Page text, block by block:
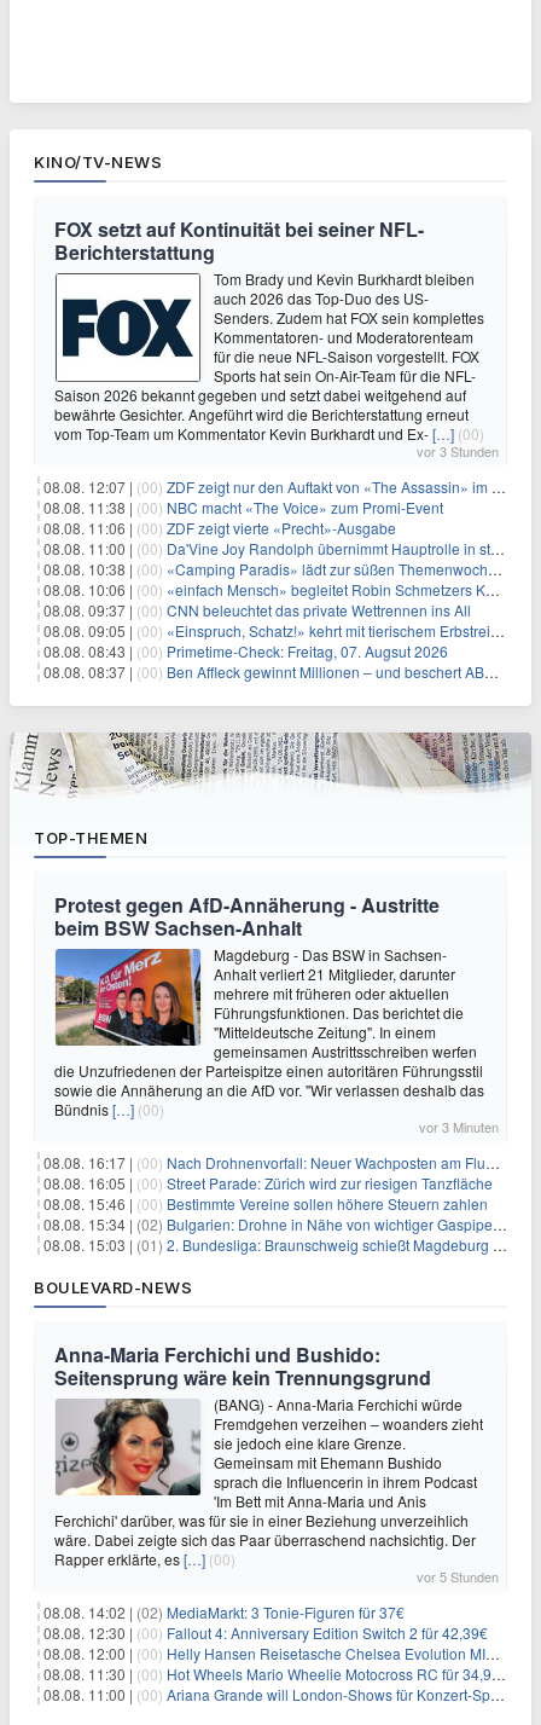
KINO/TV-NEWS
FOX setzt auf Kontinuität bei seiner NFL-
Berichterstattung
Tom Brady und Kevin Burkhardt bleiben
auch 2026 das Top-Duo des US-
Senders. Zudem hat FOX sein komplettes
Kommentatoren- und Moderatorenteam
für die neue NFL-Saison vorgestellt. FOX
Sports hat sein On-Air-Team für die NFL-
Saison 2026 bekannt gegeben und setzt dabei weitgehend auf
bewährte Gesichter. Angeführt wird die Berichterstattung erneut
vom Top-Team um Kommentator Kevin Burkhardt und Ex-[…] (00)
vor 3 Stunden
08.08. 12:07 | (00) ZDF zeigt nur den Auftakt von «The Assassin» im Fernsehen
08.08. 11:38 | (00) NBC macht «The Voice» zum Promi-Event
08.08. 11:06 | (00) ZDF zeigt vierte «Precht»-Ausgabe
08.08. 11:00 | (00) Da'Vine Joy Randolph übernimmt Hauptrolle in starbesetzter schwarzer Komödie
08.08. 10:38 | (00) «Camping Paradis» lädt zur süßen Themenwoche ein
08.08. 10:06 | (00) «einfach Mensch» begleitet Robin Schmetzers Kampf gegen eine seltene Krankheit
08.08. 09:37 | (00) CNN beleuchtet das private Wettrennen ins All
08.08. 09:05 | (00) «Einspruch, Schatz!» kehrt mit tierischem Erbstreit zurück
08.08. 08:43 | (00) Primetime-Check: Freitag, 07. Augsut 2026
08.08. 08:37 | (00) Ben Affleck gewinnt Millionen – und beschert ABC Top-Quoten
TOP-THEMEN
Protest gegen AfD-Annäherung - Austritte
beim BSW Sachsen-Anhalt
Magdeburg - Das BSW in Sachsen-
Anhalt verliert 21 Mitglieder, darunter
mehrere mit früheren oder aktuellen
Führungsfunktionen. Das berichtet die
"Mitteldeutsche Zeitung". In einem
gemeinsamen Austrittsschreiben werfen
die Unzufriedenen der Parteispitze einen autoritären Führungsstil
sowie die Annäherung an die AfD vor. "Wir verlassen deshalb das
Bündnis[…] (00)
vor 3 Minuten
08.08. 16:17 | (00) Nach Drohnenvorfall: Neuer Wachposten am Flughafen
08.08. 16:05 | (00) Street Parade: Zürich wird zur riesigen Tanzfläche
08.08. 15:46 | (00) Bestimmte Vereine sollen höhere Steuern zahlen
08.08. 15:34 | (02) Bulgarien: Drohne in Nähe von wichtiger Gaspipeline explodiert
08.08. 15:03 | (01) 2. Bundesliga: Braunschweig schießt Magdeburg ab
BOULEVARD-NEWS
Anna-Maria Ferchichi und Bushido:
Seitensprung wäre kein Trennungsgrund
(BANG) - Anna-Maria Ferchichi würde
Fremdgehen verzeihen – woanders zieht
sie jedoch eine klare Grenze.
Gemeinsam mit Ehemann Bushido
sprach die Influencerin in ihrem Podcast
'Im Bett mit Anna-Maria und Anis
Ferchichi' darüber, was für sie in einer Beziehung unverzeihlich
wäre. Dabei zeigte sich das Paar überraschend nachsichtig. Der
Rapper erklärte, es[…] (00)
vor 5 Stunden
08.08. 14:02 | (02) MediaMarkt: 3 Tonie-Figuren für 37€
08.08. 12:30 | (00) Fallout 4: Anniversary Edition Switch 2 für 42,39€
08.08. 12:00 | (00) Helly Hansen Reisetasche Chelsea Evolution MID 54L für 29,99€
08.08. 11:30 | (00) Hot Wheels Mario Wheelie Motocross RC für 34,99€
08.08. 11:00 | (00) Ariana Grande will London-Shows für Konzert-Special filmen